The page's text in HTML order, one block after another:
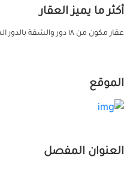
أكثر ما يميز العقار
عقار مكون من ١٨ دور والشقة بالدور السابع يوجد ٢ اسانسير
الموقع
العنوان المفصل